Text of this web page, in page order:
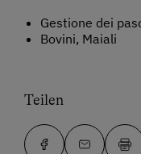
Gestione dei
Bovini, Maiali
Teilen